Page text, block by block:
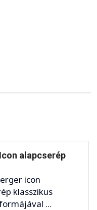
alapcserép
icon
klasszikus
...